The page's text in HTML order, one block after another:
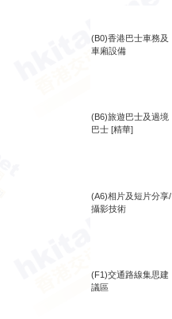
(B0)香港巴士車務及
車廂設備
(B6)旅遊巴士及過境
巴士 [精華]
(A6)相片及短片分享/
攝影技術
(F1)交通路線集思建
議區